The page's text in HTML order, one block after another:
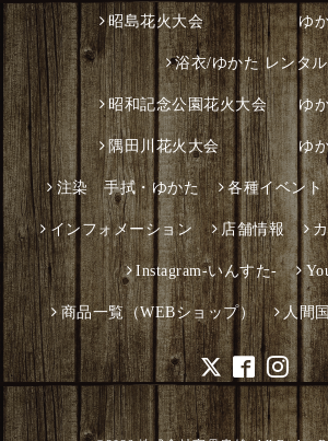
昭島花火大会 ゆかた
浴衣/ゆかた レンタル
昭和記念公園花火大会 ゆか
隅田川花火大会 ゆか
注染 手拭・ゆかた 各種イベント
インフォメーション 店舗情報
Instagram-いんすた-
商品一覧（WEBショップ） 人間